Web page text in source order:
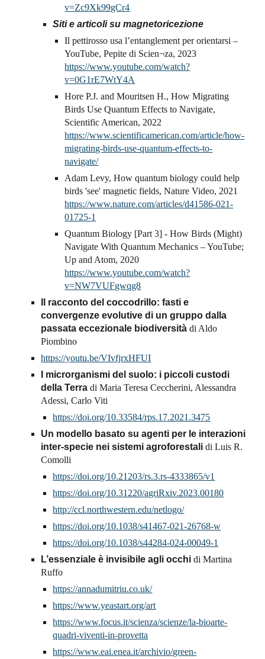
v=Zc9Xk99gCr4
Siti e articoli su magnetoricezione
Il pettirosso usa l’entanglement per orientarsi –
YouTube, Pepite di Scien¬za, 2023
https://www.youtube.com/watch?
v=0G1rE7WtY4A
Hore P.J. and Mouritsen H., How Migrating
Birds Use Quantum Effects to Navigate,
Scientific American, 2022
https://www.scientificamerican.com/article/how-
migrating-birds-use-quantum-effects-to-
navigate/
Adam Levy, How quantum biology could help
birds 'see' magnetic fields, Nature Video, 2021
https://www.nature.com/articles/d41586-021-
01725-1
Quantum Biology [Part 3] - How Birds (Might)
Navigate With Quantum Mechanics – YouTube;
Up and Atom, 2020
https://www.youtube.com/watch?
v=NW7VUFgwqg8
Il racconto del coccodrillo: fasti e
convergenze evolutive di un gruppo dalla
passata eccezionale biodiversità di Aldo
Piombino
https://youtu.be/VIvfjrxHFUI
I microrganismi del suolo: i piccoli custodi
della Terra di Maria Teresa Ceccherini, Alessandra
Adessi, Carlo Viti
https://doi.org/10.33584/rps.17.2021.3475
Un modello basato su agenti per le interazioni
inter-specie nei sistemi agroforestalidi Luis R.
Comolli
https://doi.org/10.21203/rs.3.rs-4333865/v1
https://doi.org/10.31220/agriRxiv.2023.00180
http://ccl.northwestern.edu/netlogo/
https://doi.org/10.1038/s41467-021-26768-w
https://doi.org/10.1038/s44284-024-00049-1
L’essenziale è invisibile agli occhi di Martina
Ruffo
https://annadumitriu.co.uk/
https://www.yeastart.org/art
https://www.focus.it/scienza/scienze/la-bioarte-
quadri-viventi-in-provetta
https://www.eai.enea.it/archivio/green-